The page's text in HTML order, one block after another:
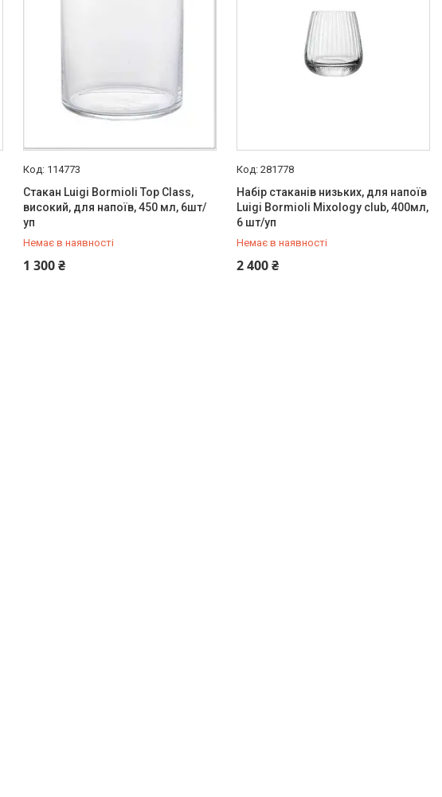
114773
Стакан Luigi Bormioli Top Class,
високий, для напоїв, 450 мл, 6шт/
уп
Немає в наявності
1 300 ₴
+380 (67) 519-99-10
281778
Набір стаканів низьких, для напоїв
Luigi Bormioli Mixology club, 400мл,
6 шт/уп
Немає в наявності
2 400 ₴
+380 (67) 519-99-10